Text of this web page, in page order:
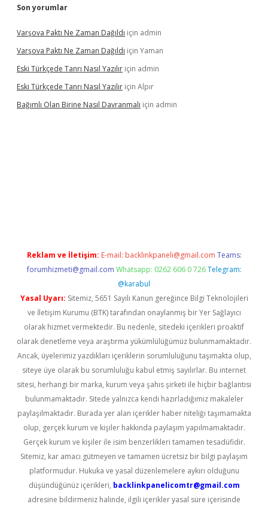
Son yorumlar
Varşova Paktı Ne Zaman Dağıldı için admin
Varşova Paktı Ne Zaman Dağıldı için Yaman
Eski Türkçede Tanrı Nasıl Yazılır için admin
Eski Türkçede Tanrı Nasıl Yazılır için Alpır
Bağımlı Olan Birine Nasıl Davranmalı için admin
Reklam ve İletişim: E-mail: backlinkpaneli@gmail.com Teams:
forumhizmeti@gmail.com Whatsapp: 0262 606 0 726 Telegram:
@karabul
Yasal Uyarı: Sitemiz, 5651 Sayılı Kanun gereğince Bilgi Teknolojileri
ve İletişim Kurumu (BTK) tarafından onaylanmış bir Yer Sağlayıcı
olarak hizmet vermektedir. Bu nedenle, sitedeki içerikleri proaktif
olarak denetleme veya araştırma yükümlülüğümüz bulunmamaktadır.
Ancak, üyelerimiz yazdıkları içeriklerin sorumluluğunu taşımakta olup,
siteye üye olarak bu sorumluluğu kabul etmiş sayılırlar. Bu internet
sitesi, herhangi bir marka, kurum veya şahıs şirketi ile hiçbir bağlantısı
bulunmamaktadır. Sitede yalnızca kendi hazırladığımız makaleler
paylaşılmaktadır. Burada yer alan içerikler haber niteliği taşımamakta
olup, gerçek kurum ve kişiler hakkında paylaşım yapılmamaktadır.
Gerçek kurum ve kişiler ile isim benzerlikleri tamamen tesadüfidir.
Sitemiz, kar amacı gütmeyen ve tamamen ücretsiz bir bilgi paylaşım
platformudur. Hukuka ve yasal düzenlemelere aykırı olduğunu
düşündüğünüz içerikleri, backlinkpanelicomtr@gmail.com
adresine bildirmeniz halinde, ilgili içerikler yasal süre içerisinde